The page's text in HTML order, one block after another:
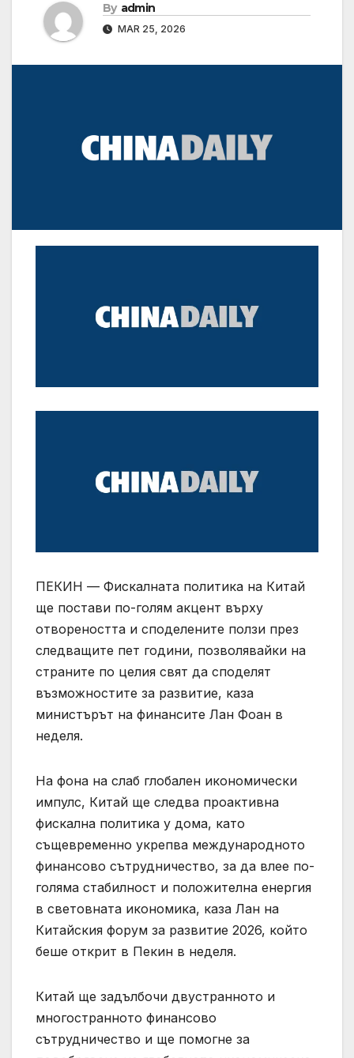
By admin
MAR 25, 2026
ПЕКИН — Фискалната политика на Китай
ще постави по-голям акцент върху
отвореността и споделените ползи през
следващите пет години, позволявайки на
страните по целия свят да споделят
възможностите за развитие, каза
министърът на финансите Лан Фоан в
неделя.
На фона на слаб глобален икономически
импулс, Китай ще следва проактивна
фискална политика у дома, като
същевременно укрепва международното
финансово сътрудничество, за да влее по-
голяма стабилност и положителна енергия
в световната икономика, каза Лан на
Китайския форум за развитие 2026, който
беше открит в Пекин в неделя.
Китай ще задълбочи двустранното и
многостранното финансово
сътрудничество и ще помогне за